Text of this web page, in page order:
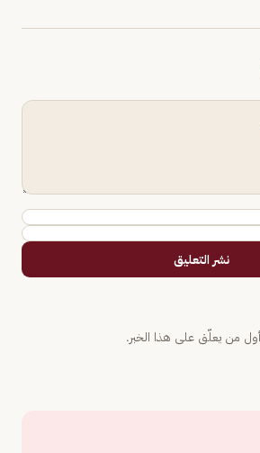
نشر التعليق
من يعلّق على هذا الخبر.